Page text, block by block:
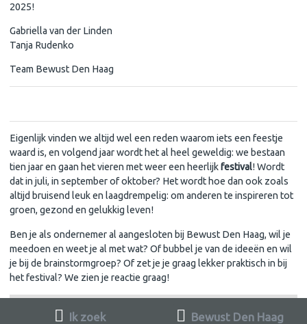
2025!
Gabriella van der Linden
Tanja Rudenko
Team Bewust Den Haag
Eigenlijk vinden we altijd wel een reden waarom iets een feestje
waard is, en volgend jaar wordt het al heel geweldig: we bestaan
tien jaar en gaan het vieren met weer een heerlijkfestival! Wordt
dat in juli, in september of oktober? Het wordt hoe dan ook zoals
altijd bruisend leuk en laagdrempelig: om anderen te inspireren tot
groen, gezond en gelukkig leven!
Ben je als ondernemer al aangesloten bij Bewust Den Haag, wil je
meedoen en weet je al met wat? Of bubbel je van de ideeën en wil
je bij de brainstormgroep? Of zet je je graag lekker praktisch in bij
het festival? We zien je reactie graag!
Ik zoek Bewust Den Haag